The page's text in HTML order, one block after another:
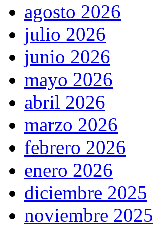
agosto 2026
julio 2026
junio 2026
mayo 2026
abril 2026
marzo 2026
febrero 2026
enero 2026
diciembre 2025
noviembre 2025